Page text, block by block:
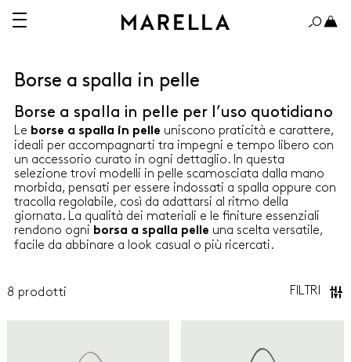
ABITI
CAMICIE
GIACCHE
Borse a spalla in pelle
Borse a spalla in pelle per l’uso quotidiano
Le borse a spalla in pelle uniscono praticità e carattere,
ideali per accompagnarti tra impegni e tempo libero con
un accessorio curato in ogni dettaglio. In questa
selezione trovi modelli in pelle scamosciata dalla mano
morbida, pensati per essere indossati a spalla oppure con
tracolla regolabile, così da adattarsi al ritmo della
giornata. La qualità dei materiali e le finiture essenziali
rendono ogni borsa a spalla pelle una scelta versatile,
facile da abbinare a look casual o più ricercati.
8 prodotti FILTRI
150€ OLTRE 150€